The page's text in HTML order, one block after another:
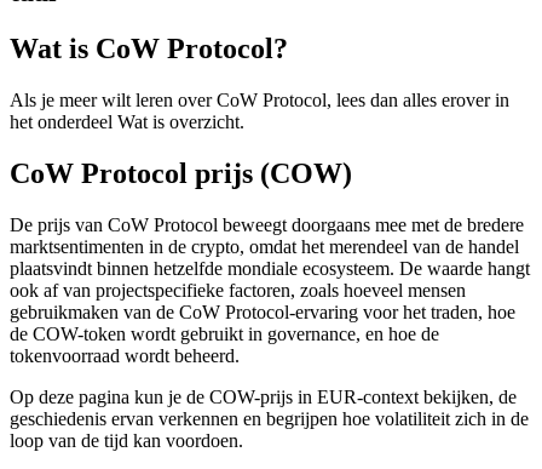
Wat is CoW Protocol?
Als je meer wilt leren over CoW Protocol, lees dan alles erover in
het onderdeel Wat is overzicht.
CoW Protocol prijs (COW)
De prijs van CoW Protocol beweegt doorgaans mee met de bredere
marktsentimenten in de crypto, omdat het merendeel van de handel
plaatsvindt binnen hetzelfde mondiale ecosysteem. De waarde hangt
ook af van projectspecifieke factoren, zoals hoeveel mensen
gebruikmaken van de CoW Protocol-ervaring voor het traden, hoe
de COW-token wordt gebruikt in governance, en hoe de
tokenvoorraad wordt beheerd.
Op deze pagina kun je de COW-prijs in EUR-context bekijken, de
geschiedenis ervan verkennen en begrijpen hoe volatiliteit zich in de
loop van de tijd kan voordoen.